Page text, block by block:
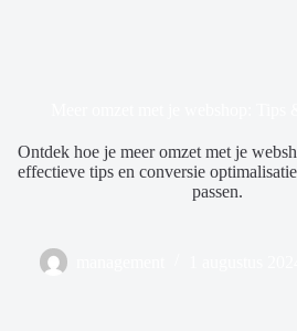
Ontdek hoe je meer omzet met je
effectieve tips en conversie
passen.